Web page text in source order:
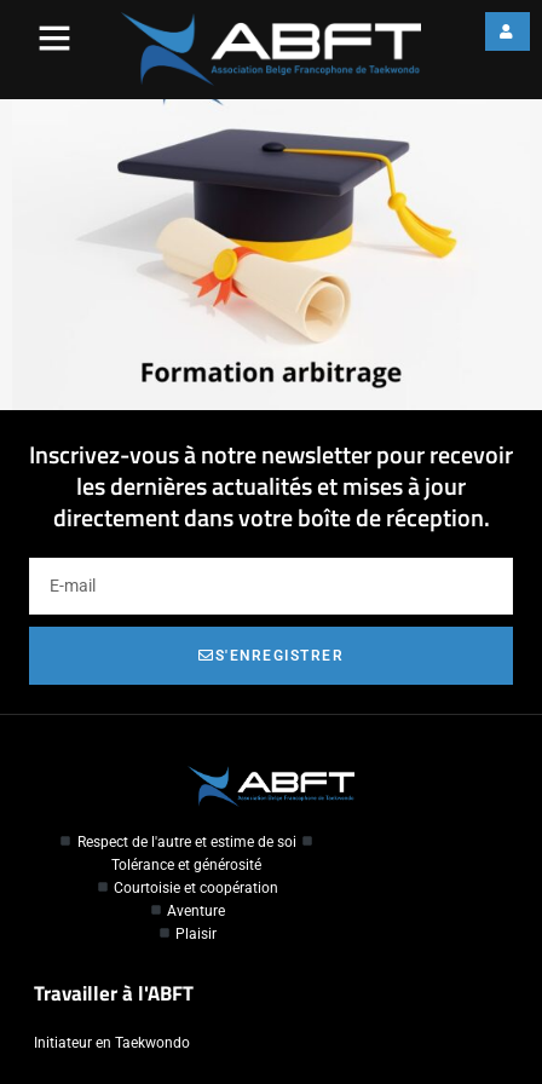
Inscrivez-vous à notre newsletter pour recevoir
les dernières actualités et mises à jour
directement dans votre boîte de réception.
S'ENREGISTRER
Respect de l'autre et estime de soi
Tolérance et générosité
Courtoisie et coopération
Aventure
Plaisir
Travailler à l'ABFT
Initiateur en Taekwondo